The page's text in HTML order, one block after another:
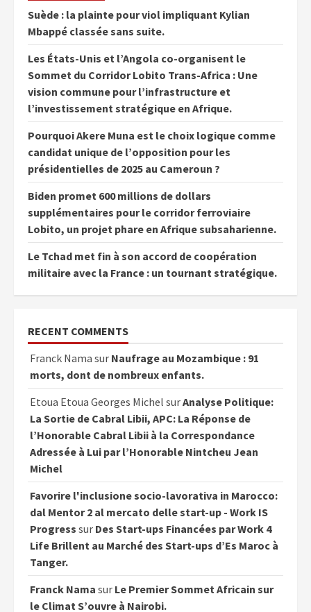
Suède : la plainte pour viol impliquant Kylian
Mbappé classée sans suite.
Les États-Unis et l’Angola co-organisent le
Sommet du Corridor Lobito Trans-Africa : Une
vision commune pour l’infrastructure et
l’investissement stratégique en Afrique.
Pourquoi Akere Muna est le choix logique comme
candidat unique de l’opposition pour les
présidentielles de 2025 au Cameroun ?
Biden promet 600 millions de dollars
supplémentaires pour le corridor ferroviaire
Lobito, un projet phare en Afrique subsaharienne.
Le Tchad met fin à son accord de coopération
militaire avec la France : un tournant stratégique.
RECENT COMMENTS
Franck Nama sur Naufrage au Mozambique : 91
morts, dont de nombreux enfants.
Etoua Etoua Georges Michel surAnalyse Politique:
La Sortie de Cabral Libii, APC: La Réponse de
l’Honorable Cabral Libii à la Correspondance
Adressée à Lui par l’Honorable Nintcheu Jean
Michel
Favorire l'inclusione socio-lavorativa in Marocco:
dal Mentor 2 al mercato delle start-up - Work IS
Progress sur Des Start-ups Financées par Work 4
Life Brillent au Marché des Start-ups d’Es Maroc à
Tanger.
Franck Nama sur Le Premier Sommet Africain sur
le Climat S’ouvre à Nairobi.